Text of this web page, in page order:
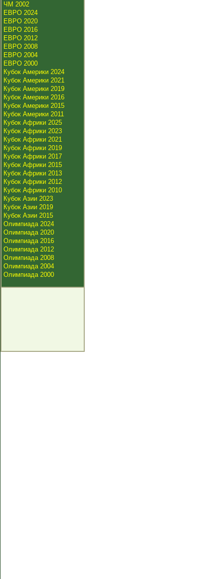
ЧМ 2002
ЕВРО 2024
ЕВРО 2020
ЕВРО 2016
ЕВРО 2012
ЕВРО 2008
ЕВРО 2004
ЕВРО 2000
Кубок Америки 2024
Кубок Америки 2021
Кубок Америки 2019
Кубок Америки 2016
Кубок Америки 2015
Кубок Америки 2011
Кубок Африки 2025
Кубок Африки 2023
Кубок Африки 2021
Кубок Африки 2019
Кубок Африки 2017
Кубок Африки 2015
Кубок Африки 2013
Кубок Африки 2012
Кубок Африки 2010
Кубок Азии 2023
Кубок Азии 2019
Кубок Азии 2015
Олимпиада 2024
Олимпиада 2020
Олимпиада 2016
Олимпиада 2012
Олимпиада 2008
Олимпиада 2004
Олимпиада 2000